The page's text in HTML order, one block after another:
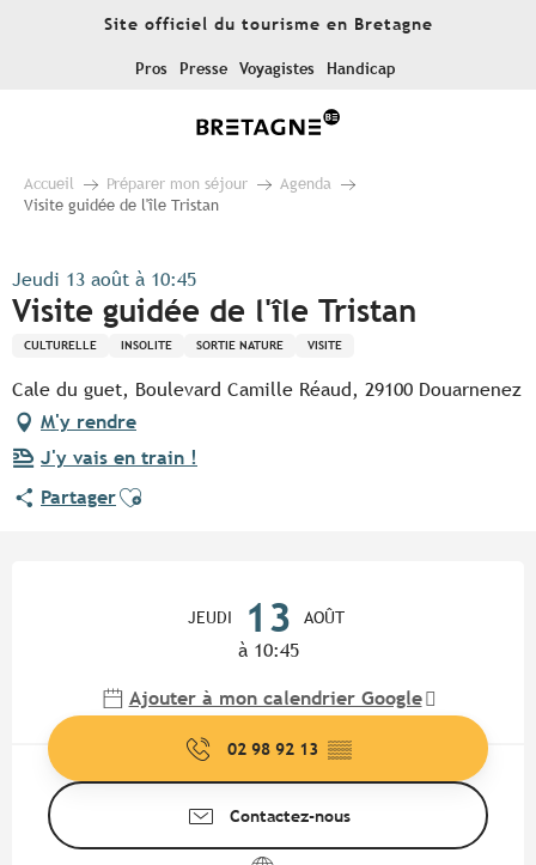
Site officiel du tourisme en Bretagne
Pros Presse Voyagistes Handicap
Accueil Préparer mon séjour
Agenda
Visite guidée de l'île Tristan
Jeudi 13 août à 10:45
Visite guidée de l'île Tristan
CULTURELLE INSOLITE SORTIE NATURE VISITE
Cale du guet, Boulevard Camille Réaud, 29100 Douarnenez
M'y rendre
J'y vais en train !
PartagerAjouter aux favoris
JEUDI 13 AOÛT
à 10:45
Ajouter à mon calendrier Google
02 98 92 13 ▒▒
Contactez-nous